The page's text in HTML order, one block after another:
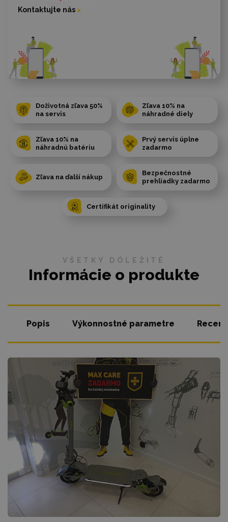
Kontaktujte nás
Doživotná zľava 50%
na servis
Zľava 10% na
náhradné diely
Zľava 10% na
náhradnú batériu
Prvý servis úplne
zadarmo
Zľava na ďalší nákup
Bezpečnostné
prehliadky zadarmo
Certifikát originality
VŠETKY DÔLEŽITÉ
Informácie o produkte
Popis Výkonnostné parametre